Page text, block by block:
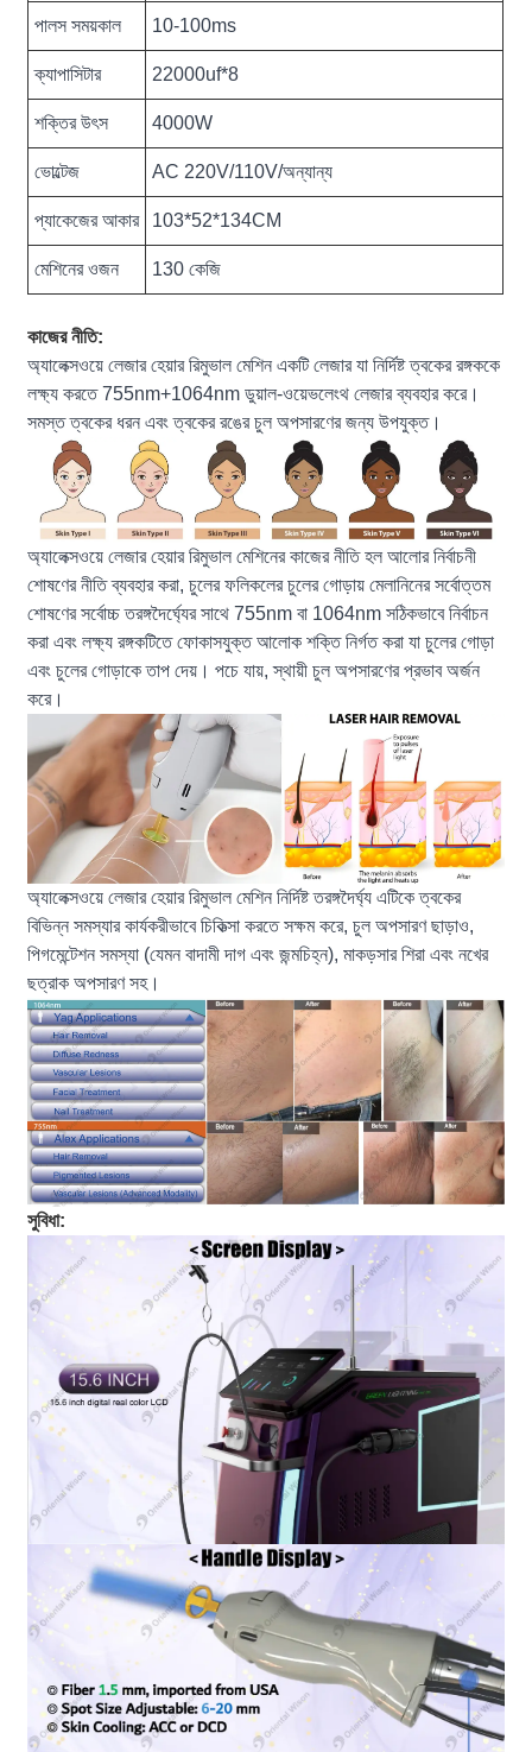
পালস সময়কাল 10-100ms
ক্যাপাসিটার 22000uf*8
শক্তির উৎস 4000W
ভোল্টেজ AC 220V/110V/অন্যান্য
প্যাকেজের আকার 103*52*134CM
মেশিনের ওজন 130 কেজি
কাজের নীতি:
অ্যালেক্সওয়ে লেজার হেয়ার রিমুভাল মেশিন একটি লেজার যা নির্দিষ্ট ত্বকের রঙ্গককে
লক্ষ্য করতে 755nm+1064nm ডুয়াল-ওয়েভলেংথ লেজার ব্যবহার করে।
সমস্ত ত্বকের ধরন এবং ত্বকের রঙের চুল অপসারণের জন্য উপযুক্ত।
অ্যালেক্সওয়ে লেজার হেয়ার রিমুভাল মেশিনের কাজের নীতি হল আলোর নির্বাচনী
শোষণের নীতি ব্যবহার করা, চুলের ফলিকলের চুলের গোড়ায় মেলানিনের সর্বোত্তম
শোষণের সর্বোচ্চ তরঙ্গদৈর্ঘ্যের সাথে 755nm বা 1064nm সঠিকভাবে নির্বাচন
করা এবং লক্ষ্য রঙ্গকটিতে ফোকাসযুক্ত আলোক শক্তি নির্গত করা যা চুলের গোড়া
এবং চুলের গোড়াকে তাপ দেয়। পচে যায়, স্থায়ী চুল অপসারণের প্রভাব অর্জন
করে।
অ্যালেক্সওয়ে লেজার হেয়ার রিমুভাল মেশিন নির্দিষ্ট তরঙ্গদৈর্ঘ্য এটিকে ত্বকের
বিভিন্ন সমস্যার কার্যকরীভাবে চিকিত্সা করতে সক্ষম করে, চুল অপসারণ ছাড়াও,
পিগমেন্টেশন সমস্যা (যেমন বাদামী দাগ এবং জন্মচিহ্ন), মাকড়সার শিরা এবং নখের
ছত্রাক অপসারণ সহ।
সুবিধা: